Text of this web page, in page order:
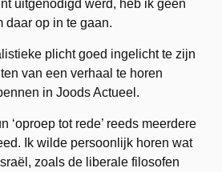
uitgenodigd werd, heb ik geen
daar op in te gaan.
plicht goed ingelicht te zijn
van een verhaal te horen
in Joods Actueel.
‘oproep tot rede’ reeds meerdere
Ik wilde persoonlijk horen wat
zoals de liberale filosofen